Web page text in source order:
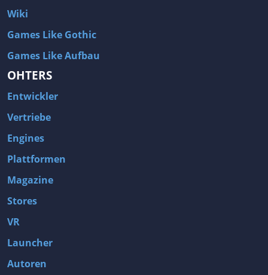
Wiki
Games Like Gothic
Games Like Aufbau
OHTERS
Entwickler
Vertriebe
Engines
Plattformen
Magazine
Stores
VR
Launcher
Autoren